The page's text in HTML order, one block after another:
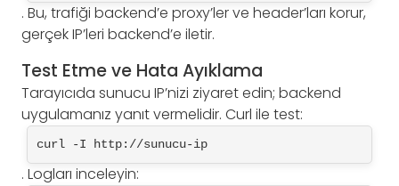
. Bu, trafiği backend’e proxy’ler ve header’ları korur,
gerçek IP’leri backend’e iletir.
Test Etme ve Hata Ayıklama
Tarayıcıda sunucu IP’nizi ziyaret edin; backend
uygulamanız yanıt vermelidir. Curl ile test:
curl -I http://sunucu-ip
. Logları inceleyin: